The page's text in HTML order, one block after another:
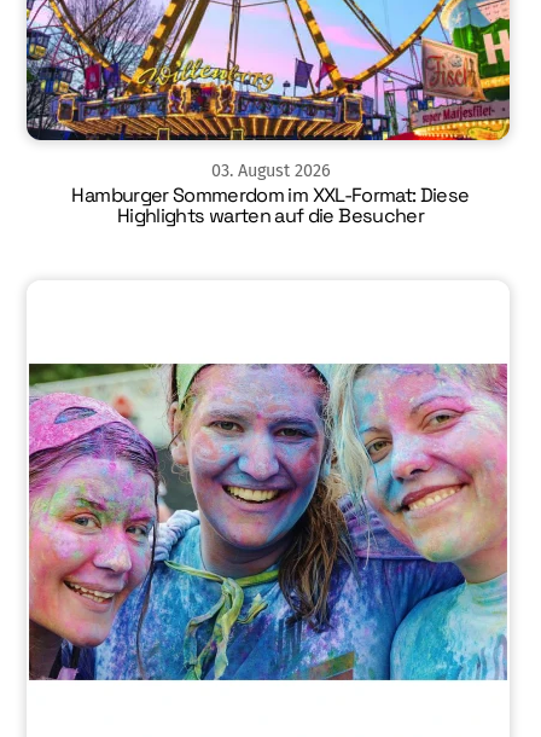
03. August 2026
Hamburger Sommerdom im XXL-Format: Diese
Highlights warten auf die Besucher